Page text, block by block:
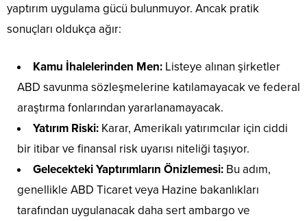
yaptırım uygulama gücü bulunmuyor. Ancak pratik
sonuçları oldukça ağır:
Kamu İhalelerinden Men: Listeye alınan şirketler
ABD savunma sözleşmelerine katılamayacak ve federal
araştırma fonlarından yararlanamayacak.
Yatırım Riski: Karar, Amerikalı yatırımcılar için ciddi
bir itibar ve finansal risk uyarısı niteliği taşıyor.
Gelecekteki Yaptırımların Önizlemesi: Bu adım,
genellikle ABD Ticaret veya Hazine bakanlıkları
tarafından uygulanacak daha sert ambargo ve